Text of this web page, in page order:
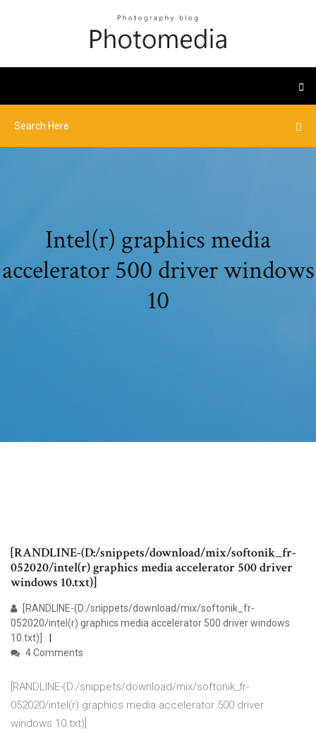
Intel(r) graphics media
accelerator 500 driver windows
10
[RANDLINE-(D:/snippets/download/mix/softonik_fr-
052020/intel(r) graphics media accelerator 500 driver
windows 10.txt)]
[RANDLINE-(D:/snippets/download/mix/softonik_fr-
052020/intel(r) graphics media accelerator 500 driver windows
10.txt)]
4 Comments
[RANDLINE-(D:/snippets/download/mix/softonik_fr-
052020/intel(r) graphics media accelerator 500 driver
windows 10.txt)]